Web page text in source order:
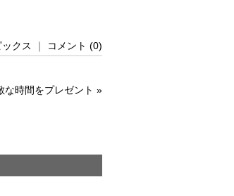
クス ｜ コメント (0)
な時間をプレゼント »